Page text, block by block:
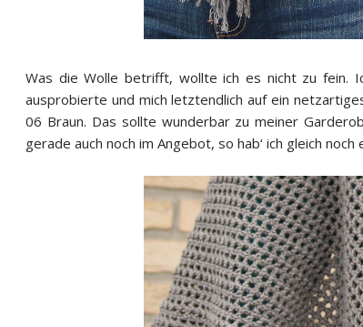
Was die Wolle betrifft, wollte ich es nicht zu fein.
ausprobierte und mich letztendlich auf ein
06 Braun. Das sollte wunderbar zu meiner
gerade auch noch im Angebot, so hab‘ ich gleich noch